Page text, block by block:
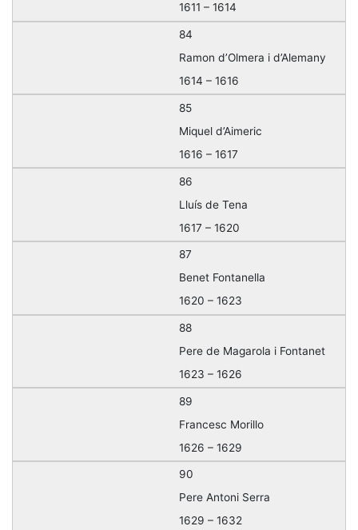
1611 – 1614
84
Ramon d’Olmera i d’Alemany
1614 – 1616
85
Miquel d’Aimeric
1616 – 1617
86
Lluís de Tena
1617 – 1620
87
Benet Fontanella
1620 – 1623
88
Pere de Magarola i Fontanet
1623 – 1626
89
Francesc Morillo
1626 – 1629
90
Pere Antoni Serra
1629 – 1632